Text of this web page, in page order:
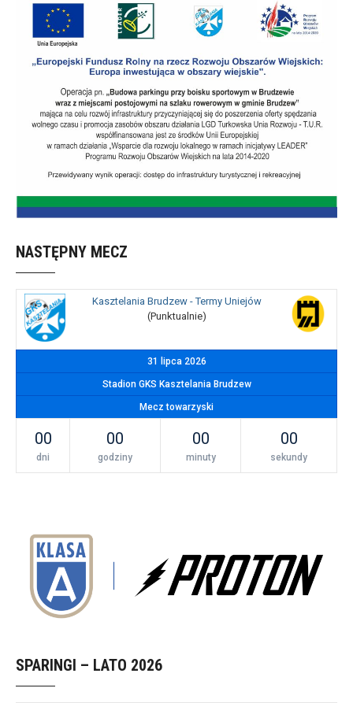
NASTĘPNY MECZ
Kasztelania Brudzew - Termy Uniejów
(Punktualnie)
31 lipca 2026
Stadion GKS Kasztelania Brudzew
Mecz towarzyski
00
dni
00
godziny
00
minuty
00
sekundy
SPARINGI – LATO 2026